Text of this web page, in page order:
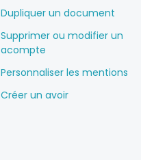
Dupliquer un document
Supprimer ou modifier un
acompte
Personnaliser les mentions
Créer un avoir